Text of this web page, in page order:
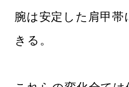
腕は安定した肩甲
きる。